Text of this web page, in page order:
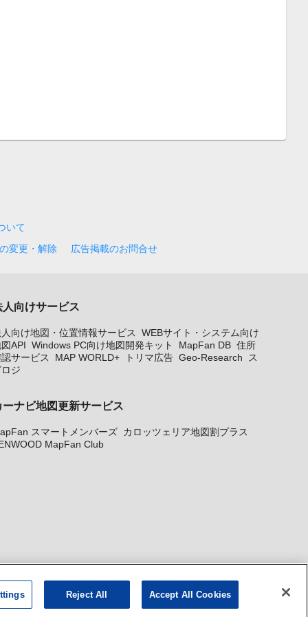
いて
変更・解除 広告掲載のお問合せ
人向けサービス
向け地図・位置情報サービス
WEBサイト・システム向け
API Windows PC向け地図開発キット MapFan DB 住所
サービス
MAP WORLD+ トリマ広告 Geo-Research
ス
ジ
ーナビ地図更新サービス
スマートメンバーズ カロッツェリア地図割プラス
MapFan Club
Reject All Accept All Cookies